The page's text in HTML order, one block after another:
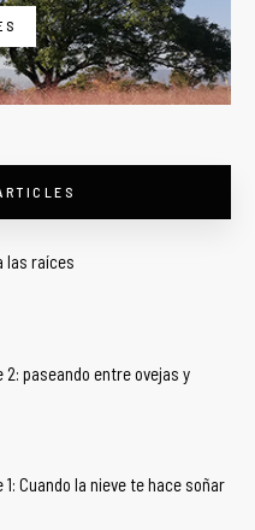
las raíces
2: paseando entre ovejas y
Cuando la nieve te hace soñar